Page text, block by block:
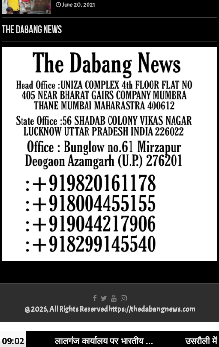
June 20, 2021
The Dabang News
@ 2026, All Rights Reserved https://thedabangnews.com
Best WordPress Developer in Lucknow| Best Divorce Lawyer in Lucknow|
लालगंज कार्यालय पर भारतीय ... उसरौली में बसपा
09:02